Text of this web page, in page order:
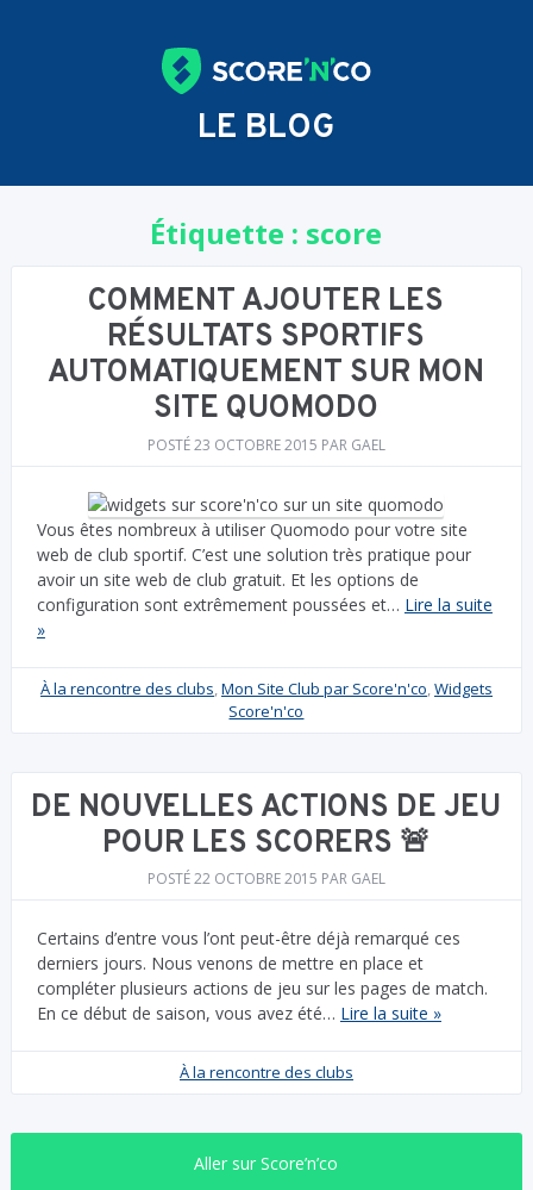
LE BLOG
Étiquette : score
COMMENT AJOUTER LES
RÉSULTATS SPORTIFS
AUTOMATIQUEMENT SUR MON
SITE QUOMODO
POSTÉ23 OCTOBRE 2015 PAR GAEL
Vous êtes nombreux à utiliser Quomodo pour votre site
web de club sportif. C’est une solution très pratique pour
avoir un site web de club gratuit. Et les options de
configuration sont extrêmement poussées et… Lire la suite
»
À la rencontre des clubs Mon Site Club par Score'n'co Widgets
Score'n'co
DE NOUVELLES ACTIONS DE JEU
POUR LES SCORERS 🚨
POSTÉ22 OCTOBRE 2015 PAR GAEL
Certains d’entre vous l’ont peut-être déjà remarqué ces
derniers jours. Nous venons de mettre en place et
compléter plusieurs actions de jeu sur les pages de match.
En ce début de saison, vous avez été… Lire la suite »
À la rencontre des clubs
Aller sur Score’n’co